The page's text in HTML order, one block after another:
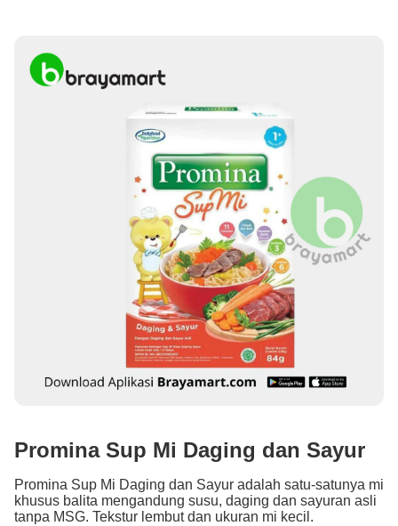
Promina Sup Mi Daging dan Sayur
Promina Sup Mi Daging dan Sayur adalah satu-satunya mi
khusus balita mengandung susu, daging dan sayuran asli
tanpa MSG. Tekstur lembut dan ukuran mi kecil.